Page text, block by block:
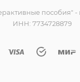
пособия" -
ИНН: 7734728879